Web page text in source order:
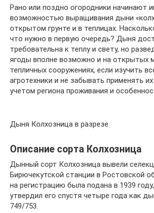
Рано или поздно огородники начинают
возможностью выращивания дыни
открытом грунте и в теплицах.
что нужно в первую очередь? Дыня
требовательна к теплу и свету, но
ягоды вполне возможно и на открытых
тепличных сооружениях, если изучить
агротехники и не забывать применять
учетом региона проживания и
Дыня Колхозница в разрезе
Описание сорта Колхозница
Дынный сорт Колхозница вывели
Бирючекутской станции в Ростовской
на регистрацию была подана в 1939
утвердил его спустя четыре года как
749/753.